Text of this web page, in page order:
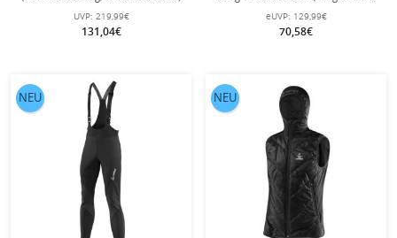
rot/schwarz Herren
UVP: 219,99€
131,04€
und lange Hose) dunkelgrau Herren
eUVP: 129,99€
70,58€
NEU NEU